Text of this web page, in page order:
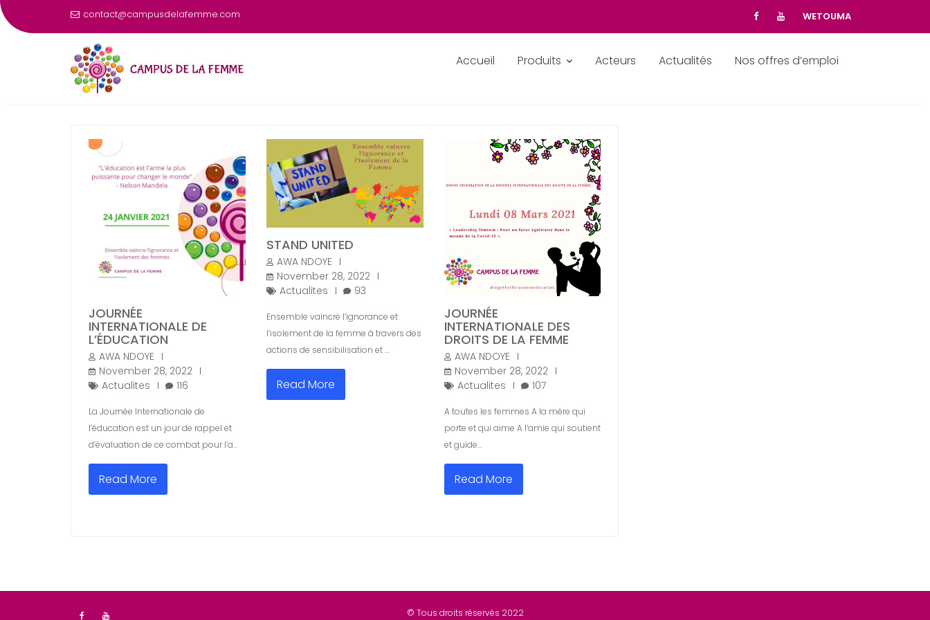
contact@campusdelafemme.com WETOUMA
Accueil Produits Acteurs Actualités Nos offres d’emploi
ARTICLES
JOURNÉE
INTERNATIONALE DE
L’ÉDUCATION
AWA NDOYE
November 28, 2022
Actualites
116
La Journée Internationale de
l’éducation est un jour de rappel et
d’évaluation de ce combat pour l’a…
Read More
STAND UNITED
AWA NDOYE
November 28, 2022
Actualites
93
Ensemble vaincre l’ignorance et
l’isolement de la femme à travers des
actions de sensibilisation et …
Read More
JOURNÉE
INTERNATIONALE DES
DROITS DE LA FEMME
AWA NDOYE
November 28, 2022
Actualites
107
A toutes les femmes A la mère qui
porte et qui aime A l’amie qui soutient
et guide…
Read More
© Tous droits réservés 2022